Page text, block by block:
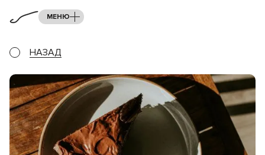
МЕНЮ
НАЗАД